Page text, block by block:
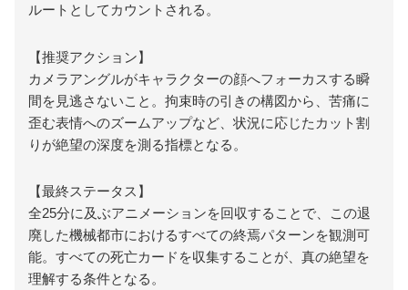
ルートとしてカウントされる。
【推奨アクション】
カメラアングルがキャラクターの顔へフォーカスする瞬
間を見逃さないこと。拘束時の引きの構図から、苦痛に
歪む表情へのズームアップなど、状況に応じたカット割
りが絶望の深度を測る指標となる。
【最終ステータス】
全25分に及ぶアニメーションを回収することで、この退
廃した機械都市におけるすべての終焉パターンを観測可
能。すべての死亡カードを収集することが、真の絶望を
理解する条件となる。